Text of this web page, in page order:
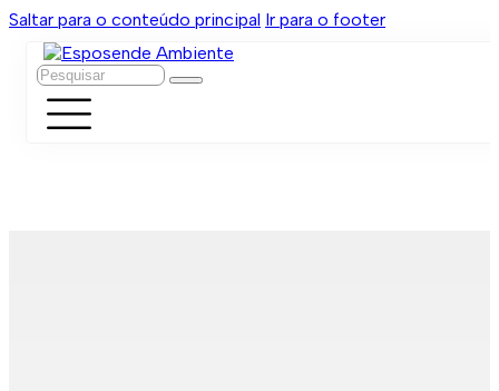
Saltar para o conteúdo principal Ir para o footer
Pesquisar